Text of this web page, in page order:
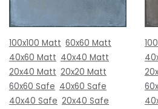
100x100 Matt 60x60 Matt
40x60 Matt 40x40 Matt
20x40 Matt 20x20 Matt
60x60 Safe 40x60 Safe
40x40 Safe 20x40 Safe